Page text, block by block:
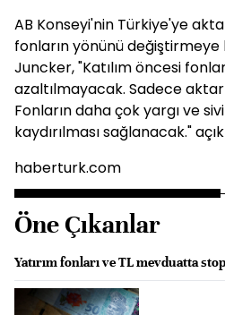
AB Konseyi'nin Türkiye'ye
fonların yönünü
Juncker, "Katılım öncesi
azaltılmayacak. Sadece
Fonların daha çok yargı ve
kaydırılması sağlanacak."
haberturk.com
Öne Çıkanlar
Yatırım fonları ve TL mevduatta